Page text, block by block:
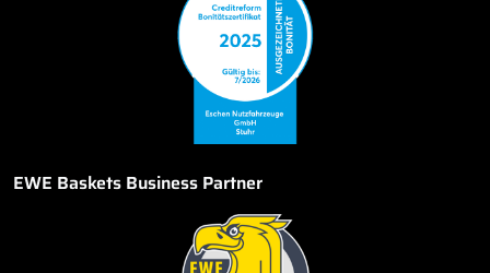
EWE Baskets Business Partner